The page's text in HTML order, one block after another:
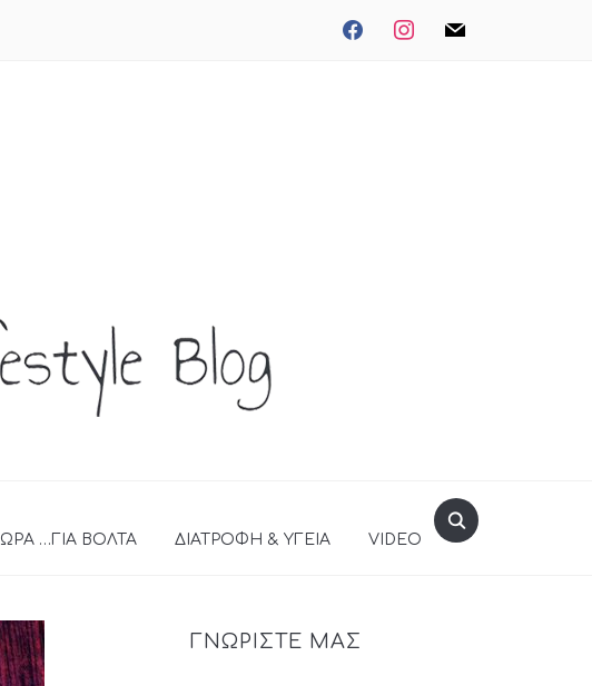
facebookinstagrammail
ΩΡΑ …ΓΙΑ ΒΟΛΤΑ ΔΙΑΤΡΟΦΗ & ΥΓΕΙΑ VIDEO
ΓΝΩΡΙΣΤΕ ΜΑΣ